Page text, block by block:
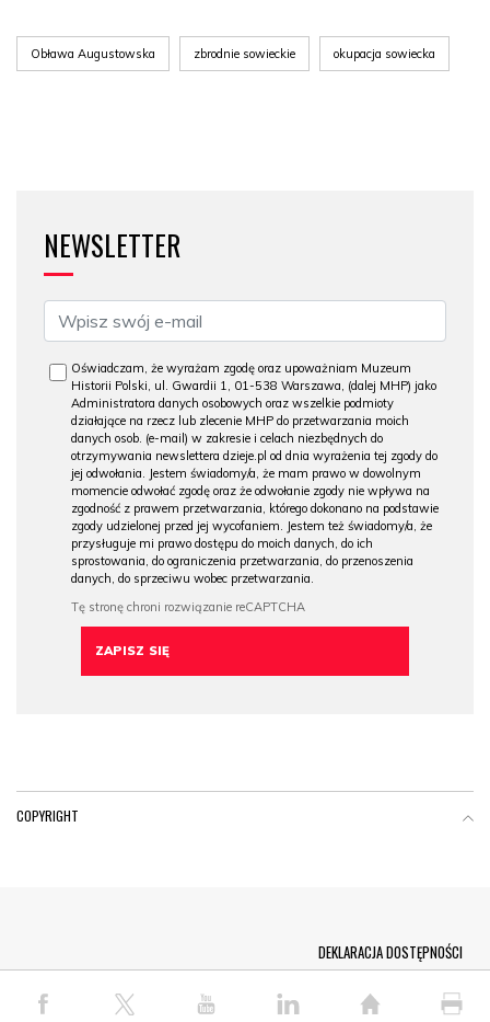
Obława Augustowska zbrodnie sowieckie okupacja sowiecka
NEWSLETTER
Oświadczam, że wyrażam zgodę oraz upoważniam Muzeum
Historii Polski, ul. Gwardii 1, 01-538 Warszawa, (dalej MHP) jako
Administratora danych osobowych oraz wszelkie podmioty
działające na rzecz lub zlecenie MHP do przetwarzania moich
danych osob. (e-mail) w zakresie i celach niezbędnych do
otrzymywania newslettera dzieje.pl od dnia wyrażenia tej zgody do
jej odwołania. Jestem świadomy/a, że mam prawo w dowolnym
momencie odwołać zgodę oraz że odwołanie zgody nie wpływa na
zgodność z prawem przetwarzania, którego dokonano na podstawie
zgody udzielonej przed jej wycofaniem. Jestem też świadomy/a, że
przysługuje mi prawo dostępu do moich danych, do ich
sprostowania, do ograniczenia przetwarzania, do przenoszenia
danych, do sprzeciwu wobec przetwarzania.
COPYRIGHT
© COPYRIGHT PAP 2026
DEKLARACJA DOSTĘPNOŚCI